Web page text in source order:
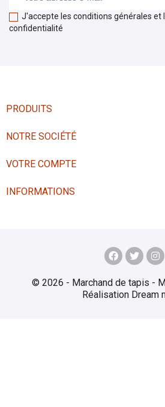
J'accepte les conditions générales et
confidentialité
PRODUITS
NOTRE SOCIÉTÉ
VOTRE COMPTE
INFORMATIONS
© 2026 - Marchand de tapis -
Réalisation Dream